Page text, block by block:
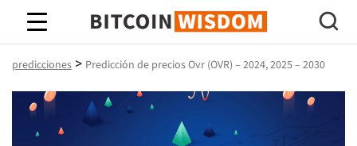
Sabiduría de Bitcoin
predicciones > Predicción de precios Ovr (OVR) – 2024, 2025 – 2030